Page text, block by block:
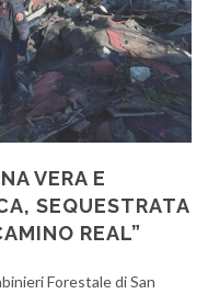
VERA E
SEQUESTRATA
REAL”
Forestale di San